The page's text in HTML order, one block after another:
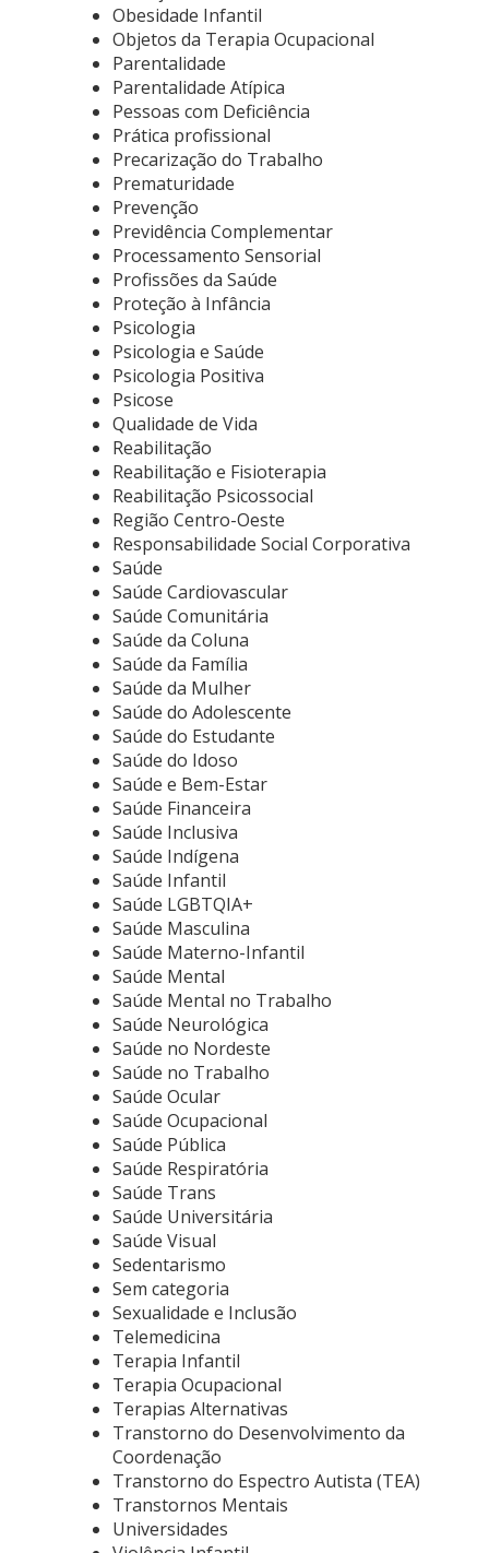
Obesidade Infantil
Objetos da Terapia Ocupacional
Parentalidade
Parentalidade Atípica
Pessoas com Deficiência
Prática profissional
Precarização do Trabalho
Prematuridade
Prevenção
Previdência Complementar
Processamento Sensorial
Profissões da Saúde
Proteção à Infância
Psicologia
Psicologia e Saúde
Psicologia Positiva
Psicose
Qualidade de Vida
Reabilitação
Reabilitação e Fisioterapia
Reabilitação Psicossocial
Região Centro-Oeste
Responsabilidade Social Corporativa
Saúde
Saúde Cardiovascular
Saúde Comunitária
Saúde da Coluna
Saúde da Família
Saúde da Mulher
Saúde do Adolescente
Saúde do Estudante
Saúde do Idoso
Saúde e Bem-Estar
Saúde Financeira
Saúde Inclusiva
Saúde Indígena
Saúde Infantil
Saúde LGBTQIA+
Saúde Masculina
Saúde Materno-Infantil
Saúde Mental
Saúde Mental no Trabalho
Saúde Neurológica
Saúde no Nordeste
Saúde no Trabalho
Saúde Ocular
Saúde Ocupacional
Saúde Pública
Saúde Respiratória
Saúde Trans
Saúde Universitária
Saúde Visual
Sedentarismo
Sem categoria
Sexualidade e Inclusão
Telemedicina
Terapia Infantil
Terapia Ocupacional
Terapias Alternativas
Transtorno do Desenvolvimento da
Coordenação
Transtorno do Espectro Autista (TEA)
Transtornos Mentais
Universidades